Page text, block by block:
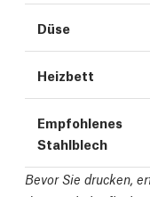
Düse
Heizbett
Empfohlenes
Stahlblech
Bevor Sie drucken,